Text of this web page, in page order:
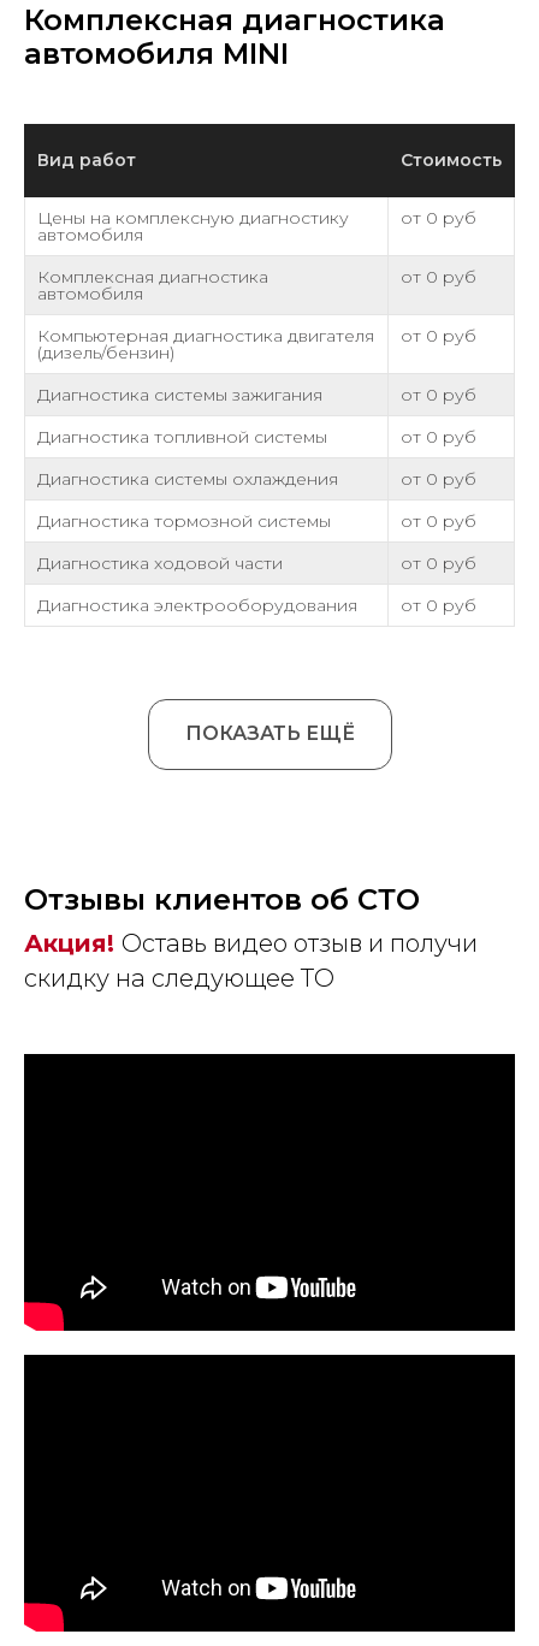
Комплексная диагностика
автомобиля MINI
Вид работ Стоимость
Цены на комплексную диагностику
автомобиля
от 0 руб
Комплексная диагностика
автомобиля
от 0 руб
Компьютерная диагностика двигателя
(дизель/бензин)
от 0 руб
Диагностика системы зажигания
от 0 руб
Диагностика топливной системы
от 0 руб
Диагностика системы охлаждения
от 0 руб
Диагностика тормозной системы
от 0 руб
Диагностика ходовой части
от 0 руб
Диагностика электрооборудования
от 0 руб
ПОКАЗАТЬ ЕЩЁ
Отзывы клиентов об СТО
Акция! Оставь видео отзыв и получи
скидку на следующее ТО